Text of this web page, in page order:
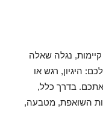
נגלה שאלה
היגיון, רגש או
אתכם. בדרך כלל,
השואפת, מטבעה,